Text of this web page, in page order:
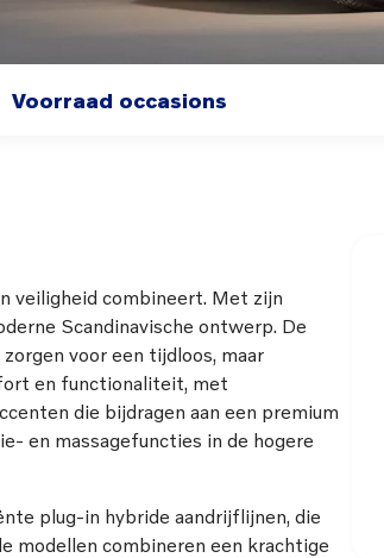
Voorraad occasions
veiligheid combineert. Met zijn
Scandinavische ontwerp. De
voor een tijdloos, maar
en functionaliteit, met
die bijdragen aan een premium
en massagefuncties in de hogere
plug-in hybride aandrijflijnen, die
modellen combineren een krachtige